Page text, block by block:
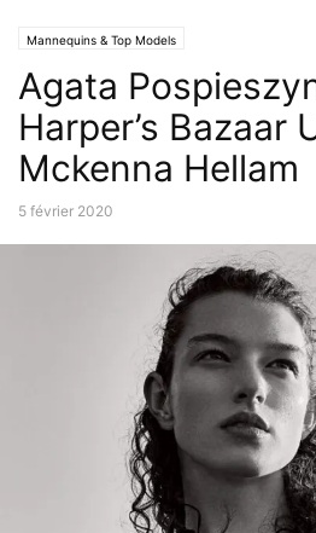
Mannequins & Top Models
Agata
Harper’s Bazaar
Mckenna Hellam
5 février 2020